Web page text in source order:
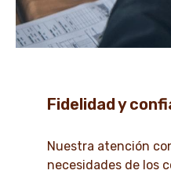
Fidelidad y
Nuestra atención
necesidades de los